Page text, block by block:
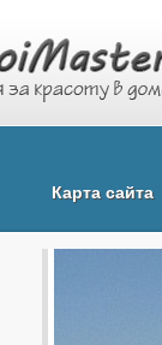
Карта сайта